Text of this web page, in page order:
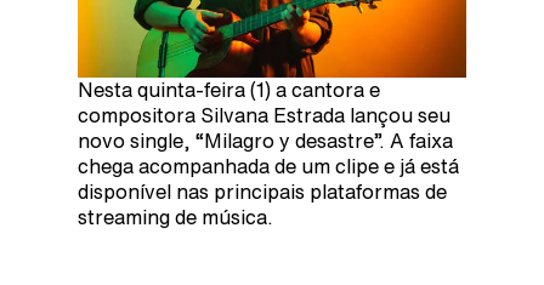
Nesta quinta-feira (1) a cantora e
compositora Silvana Estrada lançou seu
novo single, “Milagro y desastre”. A faixa
chega acompanhada de um clipe e já está
disponível nas principais plataformas de
streaming de música.